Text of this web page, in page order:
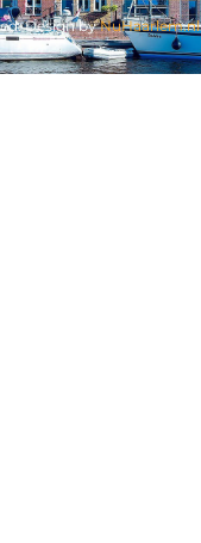
Design byNuHaarlem.nl